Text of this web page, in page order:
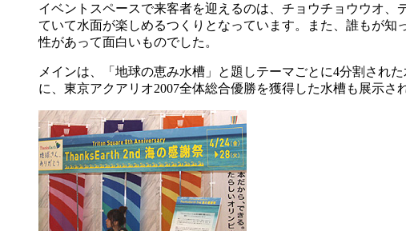
イベントスペースで来客者を迎えるのは、チョウチョウウオ、
ていて水面が楽しめるつくりとなっています。また、誰もが
性があって面白いものでした。
メインは、「地球の恵み水槽」と題しテーマごとに4分割され
に、東京アクアリオ2007全体総合優勝を獲得した水槽も展示さ